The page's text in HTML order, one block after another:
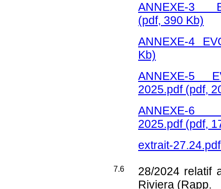
ANNEXE-3
(pdf, 390 Kb)
ANNEXE-4
Kb)
ANNEXE-5
2025.pdf (pdf,
ANNEXE-6
2025.pdf (pdf,
extrait-
7.6 28/2024 relatif
Riviera (Rapp.